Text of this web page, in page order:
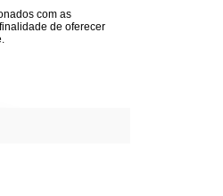
com as
de oferecer